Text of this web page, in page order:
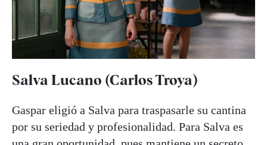
Salva Lucano (Carlos Troya)
Gaspar eligió a Salva para traspasarle su cantina
por su seriedad y profesionalidad. Para Salva es